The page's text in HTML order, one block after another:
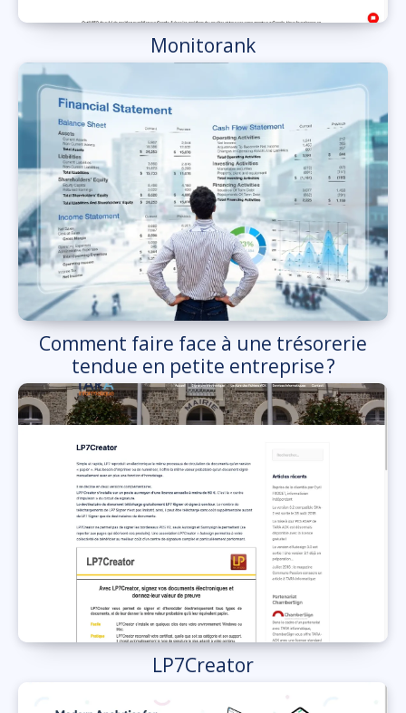
Monitorank
Comment faire face à une trésorerie
tendue en petite entreprise ?
LP7Creator